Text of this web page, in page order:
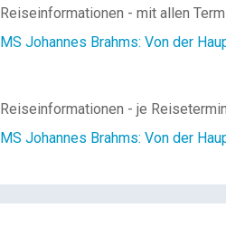
Reiseinformationen - mit allen
MS Johannes Brahms: Von der
Reiseinformationen - je Reisetermin
MS Johannes Brahms: Von der